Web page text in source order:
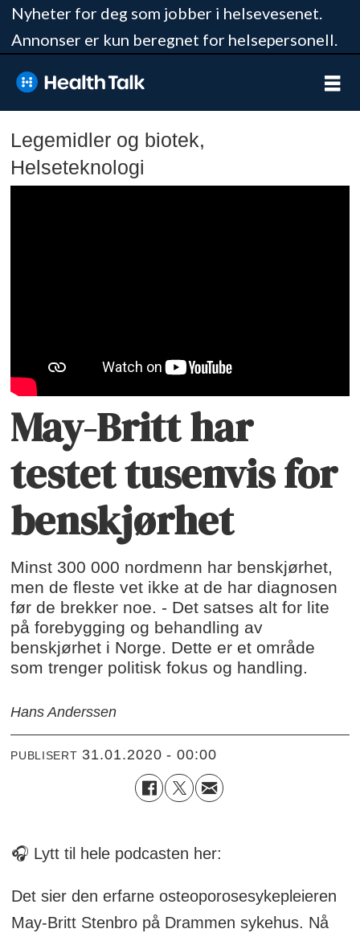
Nyheter for deg som jobber i helsevesenet.
Annonser er kun beregnet for helsepersonell.
Legemidler og biotek,
Helseteknologi
May-Britt har
testet tusenvis for
benskjørhet
Minst 300 000 nordmenn har benskjørhet,
men de fleste vet ikke at de har diagnosen
før de brekker noe. - Det satses alt for lite
på forebygging og behandling av
benskjørhet i Norge. Dette er et område
som trenger politisk fokus og handling.
Hans Anderssen
PUBLISERT 31.01.2020 - 00:00
🎧 Lytt til hele podcasten her:
Det sier den erfarne osteoporosesykepleieren
May-Britt Stenbro på Drammen sykehus. Nå